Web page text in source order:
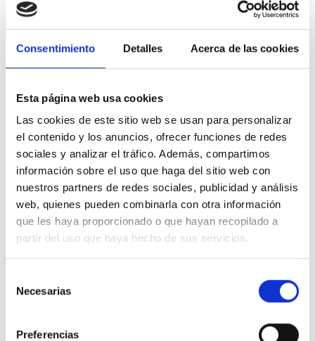
Consentimiento Detalles Acerca de las cookies
Esta página web usa cookies
Las cookies de este sitio web se usan para personalizar
el contenido y los anuncios, ofrecer funciones de redes
sociales y analizar el tráfico. Además, compartimos
información sobre el uso que haga del sitio web con
nuestros partners de redes sociales, publicidad y análisis
web, quienes pueden combinarla con otra información
que les haya proporcionado o que hayan recopilado a
partir del uso que haya hecho de sus servicios.
Necesarias
Preferencias
11,92 €24,33 €
Descripción
Soporte central 2x6-8 módulo